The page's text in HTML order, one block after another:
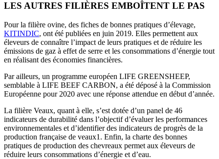
LES AUTRES FILIÈRES EMBOÎTENT LE PAS
Pour la filière ovine, des fiches de bonnes pratiques d’élevage,
KITINDIC, ont été publiées en juin 2019. Elles permettent aux
éleveurs de connaître l’impact de leurs pratiques et de réduire les
émissions de gaz à effet de serre et les consommations d’énergie tout
en réalisant des économies financières.
Par ailleurs, un programme européen LIFE GREENSHEEP,
semblable à LIFE BEEF CARBON, a été déposé à la Commission
Européenne pour 2020 avec une réponse attendue en début d’année.
La filière Veaux, quant à elle, s’est dotée d’un panel de 46
indicateurs de durabilité dans l’objectif d’évaluer les performances
environnementales et d’identifier des indicateurs de progrès de la
production française de veaux1. Enfin, la charte des bonnes
pratiques de production des chevreaux permet aux éleveurs de
réduire leurs consommations d’énergie et d’eau.